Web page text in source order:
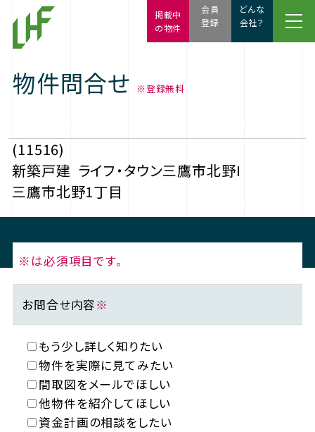
物件問合せ ※登録無料
(11516)
新築戸建 ライフ・タウン三鷹市北野I
三鷹市北野1丁目
※は必須項目です。
お問合せ内容※
もう少し詳しく知りたい
物件を実際に見てみたい
間取図をメールでほしい
他物件を紹介してほしい
資金計画の相談をしたい
会員
登録
どんな
会社？
掲載中
の物件